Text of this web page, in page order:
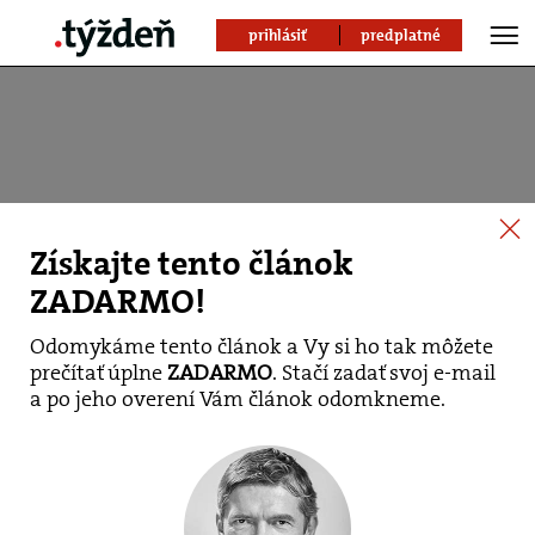
prihlásiť predplatné
Získajte tento článok
ZADARMO!
Odomykáme tento článok a Vy si ho tak môžete
prečítať úplneZADARMO. Stačí zadať svoj e-mail
a po jeho overení Vám článok odomkneme.
OSN pripravuje
Svetový deň utečencov
.svet +